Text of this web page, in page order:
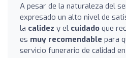
A pesar de la naturaleza del
expresado un alto nivel de
la calidez y el cuidado que
es muy recomendable para
servicio funerario de calidad